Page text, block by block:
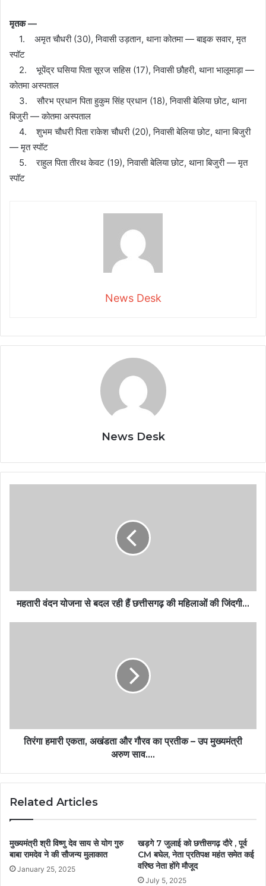
मृतक —
1. अमृत चौधरी (30), निवासी उड़तान, थाना कोतमा — बाइक सवार, मृत
स्पॉट
2. भूपेंद्र घसिया पिता सूरज सहिस (17), निवासी छौहरी, थाना भालूमाड़ा —
कोतमा अस्पताल
3. सौरभ प्रधान पिता हुकुम सिंह प्रधान (18), निवासी बेलिया छोट, थाना
बिजुरी — कोतमा अस्पताल
4. शुभम चौधरी पिता राकेश चौधरी (20), निवासी बेलिया छोट, थाना बिजुरी
— मृत स्पॉट
5. राहुल पिता तीरथ केवट (19), निवासी बेलिया छोट, थाना बिजुरी — मृत
स्पॉट
News Desk
News Desk
महतारी वंदन योजना से बदल रही हैं छत्तीसगढ़ की महिलाओं की जिंदगी…
तिरंगा हमारी एकता, अखंडता और गौरव का प्रतीक – उप मुख्यमंत्री
अरुण साव….
Related Articles
मुख्यमंत्री श्री विष्णु देव साय से योग गुरु
बाबा रामदेव ने की सौजन्य मुलाकात
January 25, 2025
खड़गे 7 जुलाई को छत्तीसगढ़ दौरे , पूर्व
CM बघेल, नेता प्रतिपक्ष महंत समेत कई
वरिष्ठ नेता होंगे मौजूद
July 5, 2025